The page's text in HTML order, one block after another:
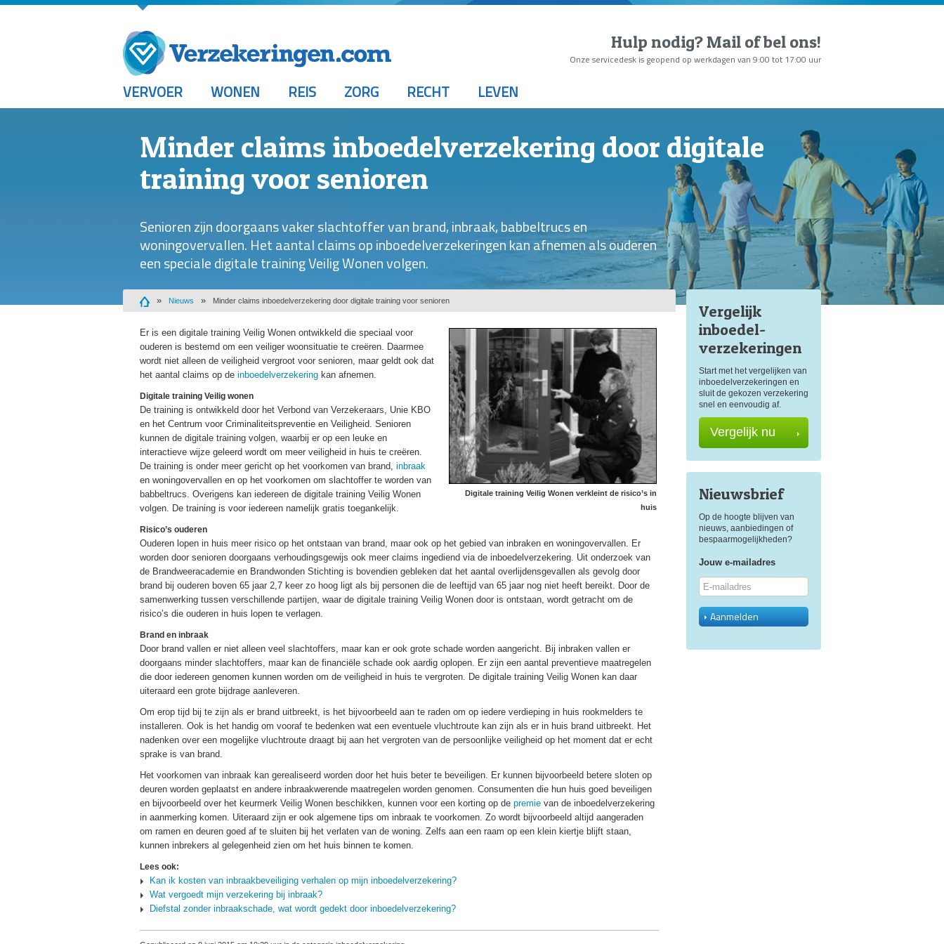
Hulp nodig?Mail of bel ons!
Onze servicedesk is geopend op werkdagen van 9:00 tot 17:00 uur
VERVOER WONEN REIS ZORG RECHT LEVEN
Minder claims inboedelverzekering door digitale
training voor senioren
Senioren zijn doorgaans vaker slachtoffer van brand, inbraak, babbeltrucs en
woningovervallen. Het aantal claims op inboedelverzekeringen kan afnemen als ouderen
een speciale digitale training Veilig Wonen volgen.
Nieuws Minder claims inboedelverzekering door digitale training voor senioren
Digitale training Veilig Wonen verkleint de risico’s in
huis
Er is een digitale training Veilig Wonen ontwikkeld die speciaal voor
ouderen is bestemd om een veiliger woonsituatie te creëren. Daarmee
wordt niet alleen de veiligheid vergroot voor senioren, maar geldt ook dat
het aantal claims op de inboedelverzekering kan afnemen.
Digitale training Veilig wonen
De training is ontwikkeld door het Verbond van Verzekeraars, Unie KBO
en het Centrum voor Criminaliteitspreventie en Veiligheid. Senioren
kunnen de digitale training volgen, waarbij er op een leuke en
interactieve wijze geleerd wordt om meer veiligheid in huis te creëren.
De training is onder meer gericht op het voorkomen van brand, inbraak
en woningovervallen en op het voorkomen om slachtoffer te worden van
babbeltrucs. Overigens kan iedereen de digitale training Veilig Wonen
volgen. De training is voor iedereen namelijk gratis toegankelijk.
Risico’s ouderen
Ouderen lopen in huis meer risico op het ontstaan van brand, maar ook op het gebied van inbraken en woningovervallen. Er
worden door senioren doorgaans verhoudingsgewijs ook meer claims ingediend via de inboedelverzekering. Uit onderzoek van
de Brandweeracademie en Brandwonden Stichting is bovendien gebleken dat het aantal overlijdensgevallen als gevolg door
brand bij ouderen boven 65 jaar 2,7 keer zo hoog ligt als bij personen die de leeftijd van 65 jaar nog niet heeft bereikt. Door de
samenwerking tussen verschillende partijen, waar de digitale training Veilig Wonen door is ontstaan, wordt getracht om de
risico’s die ouderen in huis lopen te verlagen.
Brand en inbraak
Door brand vallen er niet alleen veel slachtoffers, maar kan er ook grote schade worden aangericht. Bij inbraken vallen er
doorgaans minder slachtoffers, maar kan de financiële schade ook aardig oplopen. Er zijn een aantal preventieve maatregelen
die door iedereen genomen kunnen worden om de veiligheid in huis te vergroten. De digitale training Veilig Wonen kan daar
uiteraard een grote bijdrage aanleveren.
Om erop tijd bij te zijn als er brand uitbreekt, is het bijvoorbeeld aan te raden om op iedere verdieping in huis rookmelders te
installeren. Ook is het handig om vooraf te bedenken wat een eventuele vluchtroute kan zijn als er in huis brand uitbreekt. Het
nadenken over een mogelijke vluchtroute draagt bij aan het vergroten van de persoonlijke veiligheid op het moment dat er echt
sprake is van brand.
Het voorkomen van inbraak kan gerealiseerd worden door het huis beter te beveiligen. Er kunnen bijvoorbeeld betere sloten op
deuren worden geplaatst en andere inbraakwerende maatregelen worden genomen. Consumenten die hun huis goed beveiligen
en bijvoorbeeld over het keurmerk Veilig Wonen beschikken, kunnen voor een korting op de premie van de inboedelverzekering
in aanmerking komen. Uiteraard zijn er ook algemene tips om inbraak te voorkomen. Zo wordt bijvoorbeeld altijd aangeraden
om ramen en deuren goed af te sluiten bij het verlaten van de woning. Zelfs aan een raam op een klein kiertje blijft staan,
kunnen inbrekers al gelegenheid zien om het huis binnen te komen.
Lees ook:
Kan ik kosten van inbraakbeveiliging verhalen op mijn inboedelverzekering?
Wat vergoedt mijn verzekering bij inbraak?
Diefstal zonder inbraakschade, wat wordt gedekt door inboedelverzekering?
Vergelijk
inboedel-
verzekeringen
Start met het vergelijken van
inboedelverzekeringen en
sluit de gekozen verzekering
snel en eenvoudig af.
Vergelijk nu
Nieuwsbrief
Op de hoogte blijven van
nieuws, aanbiedingen of
bespaarmogelijkheden?
Jouw e-mailadres
Aanmelden